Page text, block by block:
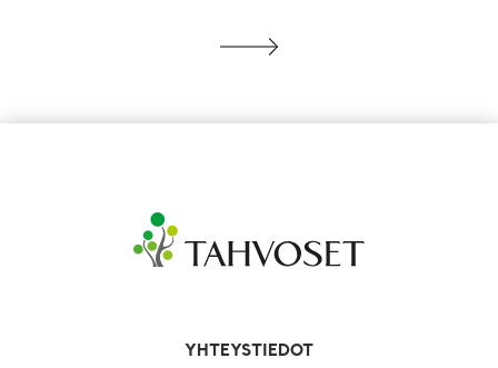
YHTEYSTIEDOT